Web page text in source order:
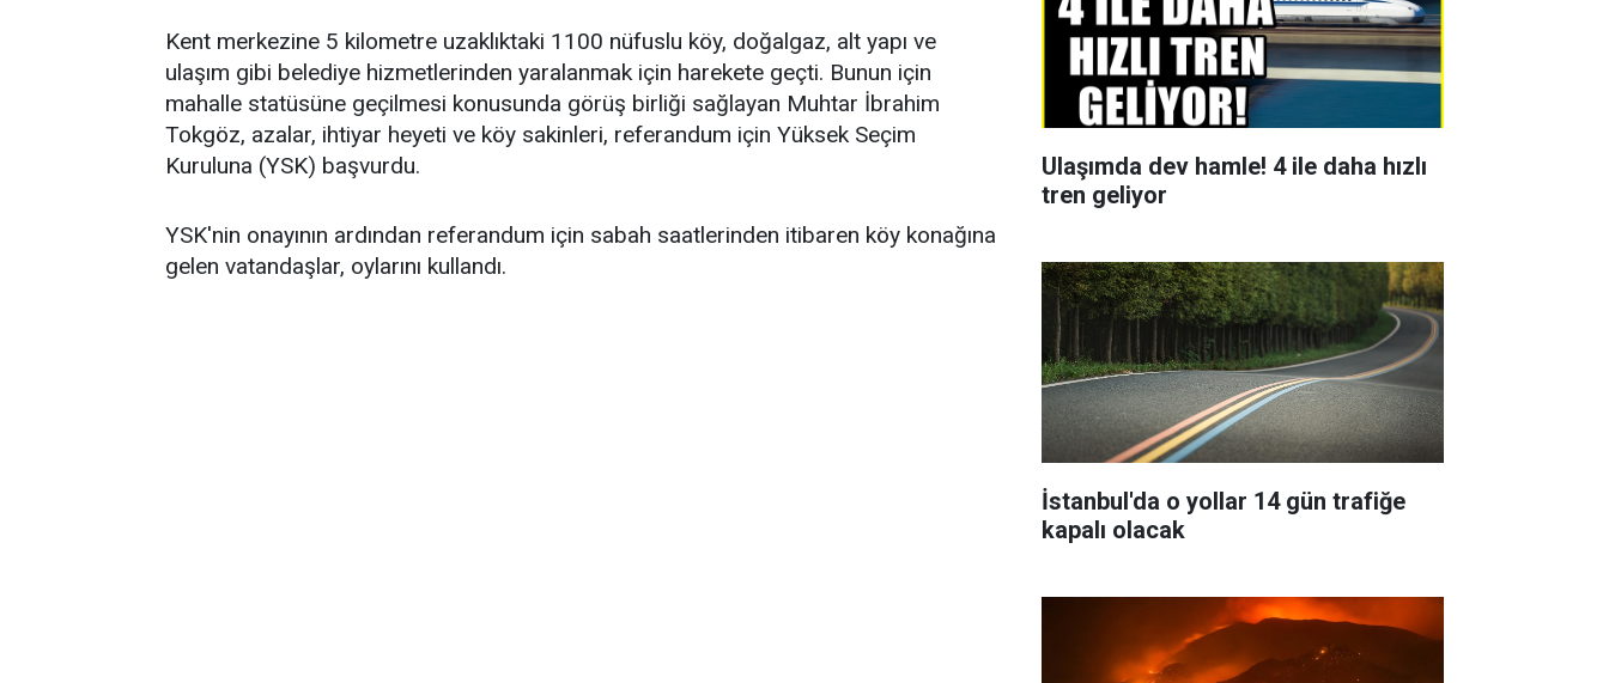
Kent merkezine 5 kilometre uzaklıktaki 1100 nüfuslu köy, doğalgaz, alt yapı ve
ulaşım gibi belediye hizmetlerinden yaralanmak için harekete geçti. Bunun için
mahalle statüsüne geçilmesi konusunda görüş birliği sağlayan Muhtar İbrahim
Tokgöz, azalar, ihtiyar heyeti ve köy sakinleri, referandum için Yüksek Seçim
Kuruluna (YSK) başvurdu.
YSK'nin onayının ardından referandum için sabah saatlerinden itibaren köy konağına
gelen vatandaşlar, oylarını kullandı.
Ulaşımda dev hamle! 4 ile daha hızlı
tren geliyor
İstanbul'da o yollar 14 gün trafiğe
kapalı olacak